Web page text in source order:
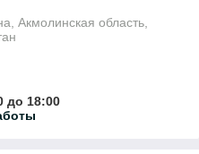
Акмолинская область,
до 18:00